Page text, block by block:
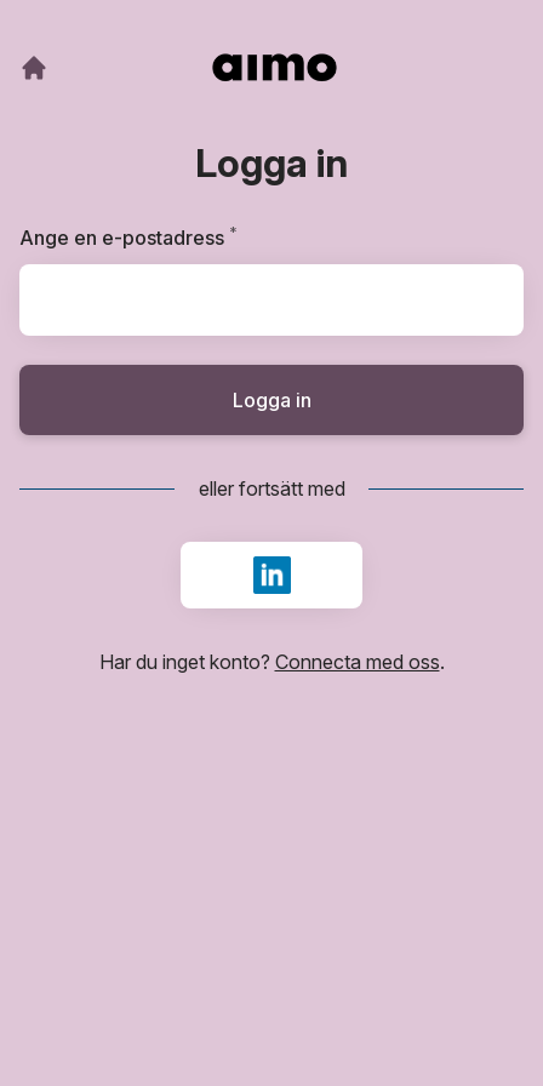
Logga in
Ange en e-postadress *
Logga in
eller fortsätt med
Logga in med LinkedIn
Har du inget konto? Connecta med oss.